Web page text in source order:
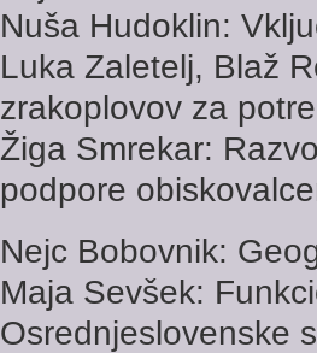
Nuša Hudoklin:
Luka Zaletelj, Blaž
zrakoplovov za
Žiga Smrekar:
podpore
Nejc Bobovnik:
Maja Sevšek:
Osrednjeslovenske